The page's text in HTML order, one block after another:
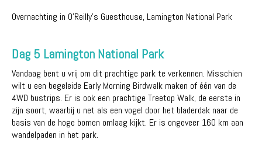
Overnachting in O'Reilly’s Guesthouse, Lamington National Park
Dag 5 Lamington National Park
Vandaag bent u vrij om dit prachtige park te verkennen. Misschien
wilt u een begeleide Early Morning Birdwalk maken of één van de
4WD bustrips. Er is ook een prachtige Treetop Walk, de eerste in
zijn soort, waarbij u net als een vogel door het bladerdak naar de
basis van de hoge bomen omlaag kijkt. Er is ongeveer 160 km aan
wandelpaden in het park.